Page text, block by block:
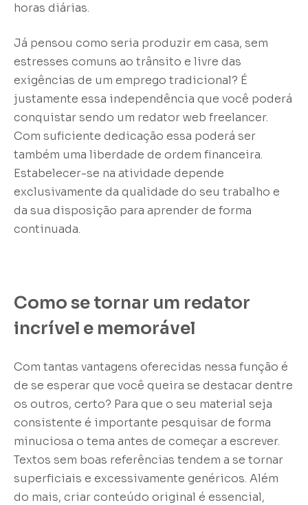
horas diárias.
Já pensou como seria produzir em casa, sem
estresses comuns ao trânsito e livre das
exigências de um emprego tradicional? É
justamente essa independência que você poderá
conquistar sendo um redator web freelancer.
Com suficiente dedicação essa poderá ser
também uma liberdade de ordem financeira.
Estabelecer-se na atividade depende
exclusivamente da qualidade do seu trabalho e
da sua disposição para aprender de forma
continuada.
Como se tornar um redator
incrível e memorável
Com tantas vantagens oferecidas nessa função é
de se esperar que você queira se destacar dentre
os outros, certo? Para que o seu material seja
consistente é importante pesquisar de forma
minuciosa o tema antes de começar a escrever.
Textos sem boas referências tendem a se tornar
superficiais e excessivamente genéricos. Além
do mais, criar conteúdo original é essencial,